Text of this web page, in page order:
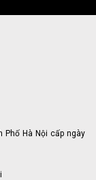
Phố Hà Nội cấp ngày